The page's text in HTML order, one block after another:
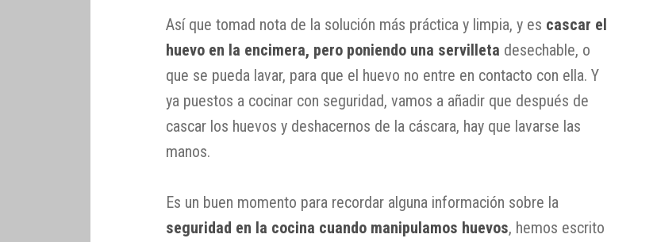
Así que tomad nota de la solución más práctica y limpia, y es cascar el
huevo en la encimera, pero poniendo una servilleta desechable, o
que se pueda lavar, para que el huevo no entre en contacto con ella. Y
ya puestos a cocinar con seguridad, vamos a añadir que después de
cascar los huevos y deshacernos de la cáscara, hay que lavarse las
manos.
Es un buen momento para recordar alguna información sobre la
seguridad en la cocina cuando manipulamos huevos, hemos escrito